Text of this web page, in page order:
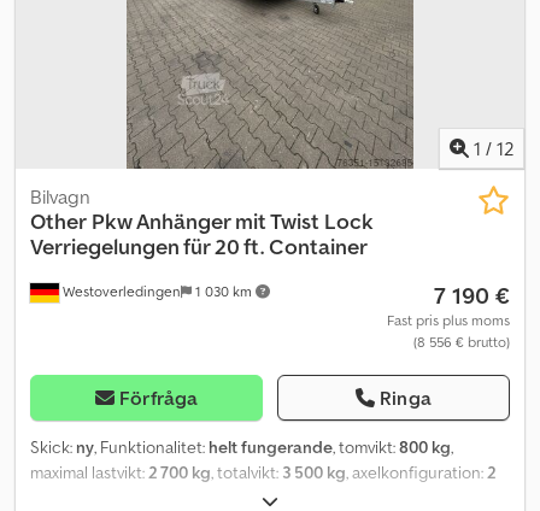
tyska, engelska, franska, polska och ryska Med reservation för
stavfel, fel och försäljning till annan.
1 / 12
Westoverledingen 1 030 km
Bilvagn
Other Pkw Anhänger mit Twist Lock
Verriegelungen für 20 ft. Container
7 190 €
Fast pris plus moms
(8 556 € brutto)
Förfråga Ringa
Skick: ny, Funktionalitet: helt fungerande, tomvikt:800 kg,
maximal lastvikt:2 700 kg, totalvikt: 3 500 kg, axelkonfiguration:2
6 000 mm